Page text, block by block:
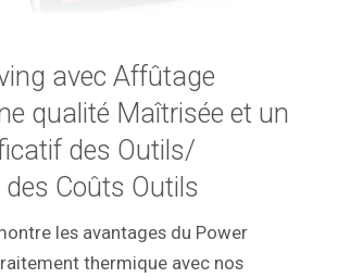
avec Affûtage
qualité Maîtrisée et un
des Outils/
des Coûts Outils
les avantages du Power
thermique avec nos